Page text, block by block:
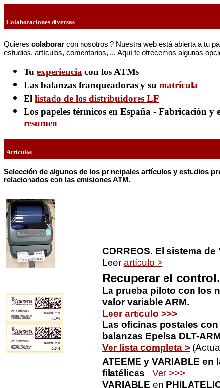
Colaboraciones diversas
Quieres colaborar con nosotros ? Nuestra web está abierta a tu
estudios, artículos, comentarios, ... Aquí te ofrecemos algunas
Tu experiencia con los ATMs
Las balanzas franqueadoras y su matrícula
El listado de los distribuidores LF
Los papeles térmicos en España - Fabricación y
resumen
Artículos
Selección de algunos de los principales artículos y estudios
relacionados con las emisiones ATM.
CORREOS. El sistema
Leer artículo >
Recuperar el control.
La prueba piloto con los
valor variable ARM.
Leer artículo >>>
Las oficinas postales
balanzas Epelsa DLT-
Ver lista completa >
ATEEME y VARIABLE
filatélicas Ver >>>
VARIABLE en